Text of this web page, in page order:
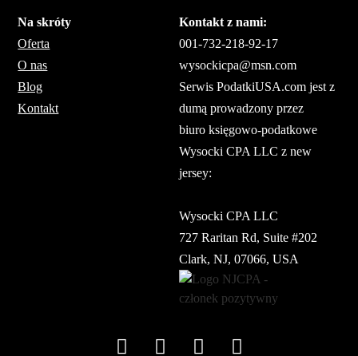
Na skróty
Oferta
O nas
Blog
Kontakt
Kontakt z nami:
001-732-218-92-17
wysockicpa@msn.com
Serwis PodatkiUSA.com jest z
dumą prowadzony przez
biuro księgowo-podatkowe
Wysocki CPA LLC z new
jersey:
Wysocki CPA LLC
727 Raritan Rd, Suite #202
Clark, NJ, 07066, USA